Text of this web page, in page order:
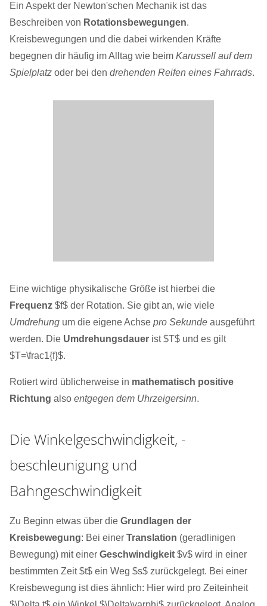
Ein Aspekt der Newton'schen Mechanik ist das
Beschreiben von Rotationsbewegungen.
Kreisbewegungen und die dabei wirkenden Kräfte
begegnen dir häufig im Alltag wie beim Karussell auf dem
Spielplatz oder bei den drehenden Reifen eines Fahrrads.
Eine wichtige physikalische Größe ist hierbei die
Frequenz $f$ der Rotation. Sie gibt an, wie viele
Umdrehung um die eigene Achse pro Sekunde ausgeführt
werden. Die Umdrehungsdauer ist $T$ und es gilt
$T=\frac1{f}$.
Rotiert wird üblicherweise in mathematisch positive
Richtung also entgegen dem Uhrzeigersinn.
Die Winkelgeschwindigkeit, -
beschleunigung und
Bahngeschwindigkeit
Zu Beginn etwas über die Grundlagen der
Kreisbewegung: Bei einer Translation (geradlinigen
Bewegung) mit einer Geschwindigkeit $v$ wird in einer
bestimmten Zeit $t$ ein Weg $s$ zurückgelegt. Bei einer
Kreisbewegung ist dies ähnlich: Hier wird pro Zeiteinheit